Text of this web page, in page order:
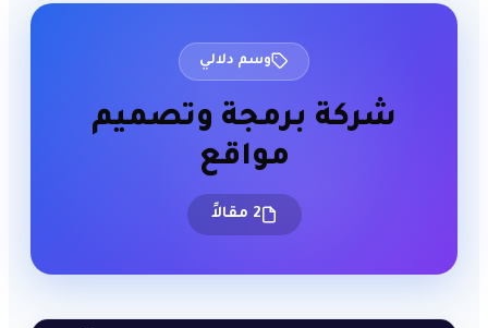
وسم دلالي
شركة برمجة وتصميم
مواقع
2 مقالاً